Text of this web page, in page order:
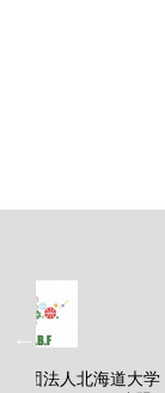
社団法人北海道大学